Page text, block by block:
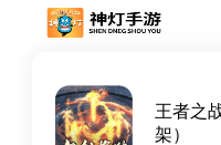
王者之
架）